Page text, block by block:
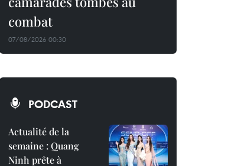
combat
07/08/2026 00:30
PODCAST
Actualité de la
semaine : Quang
Ninh prête à